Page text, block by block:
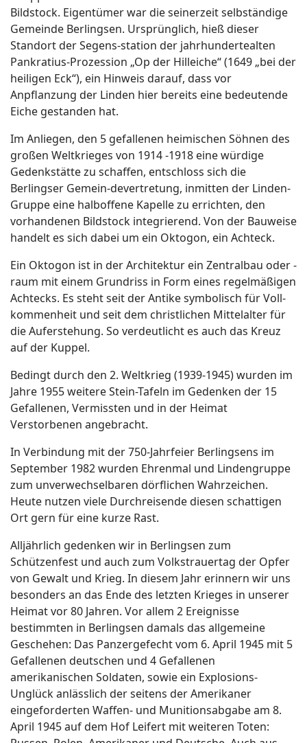
Bildstock. Eigentümer war die seinerzeit selbständige
Gemeinde Berlingsen. Ursprünglich, hieß dieser
Standort der Segens-station der jahrhundertealten
Pankratius-Prozession „Op der Hilleiche“ (1649 „bei der
heiligen Eck“), ein Hinweis darauf, dass vor
Anpflanzung der Linden hier bereits eine bedeutende
Eiche gestanden hat.
Im Anliegen, den 5 gefallenen heimischen Söhnen des
großen Weltkrieges von 1914 -1918 eine würdige
Gedenkstätte zu schaffen, entschloss sich die
Berlingser Gemein-devertretung, inmitten der Linden-
Gruppe eine halboffene Kapelle zu errichten, den
vorhandenen Bildstock integrierend. Von der Bauweise
handelt es sich dabei um ein Oktogon, ein Achteck.
Ein Oktogon ist in der Architektur ein Zentralbau oder -
raum mit einem Grundriss in Form eines regelmäßigen
Achtecks. Es steht seit der Antike symbolisch für Voll-
kommenheit und seit dem christlichen Mittelalter für
die Auferstehung. So verdeutlicht es auch das Kreuz
auf der Kuppel.
Bedingt durch den 2. Weltkrieg (1939-1945) wurden im
Jahre 1955 weitere Stein-Tafeln im Gedenken der 15
Gefallenen, Vermissten und in der Heimat
Verstorbenen angebracht.
In Verbindung mit der 750-Jahrfeier Berlingsens im
September 1982 wurden Ehrenmal und Lindengruppe
zum unverwechselbaren dörflichen Wahrzeichen.
Heute nutzen viele Durchreisende diesen schattigen
Ort gern für eine kurze Rast.
Alljährlich gedenken wir in Berlingsen zum
Schützenfest und auch zum Volkstrauertag der Opfer
von Gewalt und Krieg. In diesem Jahr erinnern wir uns
besonders an das Ende des letzten Krieges in unserer
Heimat vor 80 Jahren. Vor allem 2 Ereignisse
bestimmten in Berlingsen damals das allgemeine
Geschehen: Das Panzergefecht vom 6. April 1945 mit 5
Gefallenen deutschen und 4 Gefallenen
amerikanischen Soldaten, sowie ein Explosions-
Unglück anlässlich der seitens der Amerikaner
eingeforderten Waffen- und Munitionsabgabe am 8.
April 1945 auf dem Hof Leifert mit weiteren Toten: